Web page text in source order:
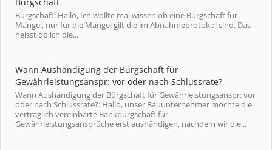
Bürgschaft: Hallo, Ich wollte mal wissen ob eine Bürgschaft für
Mängel, nur für die Mängel gilt die im Abnahmeprotokol sind. Das
heisst ob ich die...
Wann Aushändigung der Bürgschaft für
Gewährleistungsanspr: vor oder nach Schlussrate?
Wann Aushändigung der Bürgschaft für Gewährleistungsanspr: vor
oder nach Schlussrate?: Hallo, unser Bauunternehmer möchte die
vertraglich vereinbarte Bankbürgschaft für
Gewährleistungsansprüche erst aushändigen, nachdem wir die...